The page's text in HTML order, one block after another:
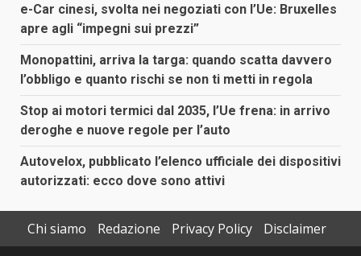
e-Car cinesi, svolta nei negoziati con l’Ue: Bruxelles
apre agli “impegni sui prezzi”
Monopattini, arriva la targa: quando scatta davvero
l’obbligo e quanto rischi se non ti metti in regola
Stop ai motori termici dal 2035, l’Ue frena: in arrivo
deroghe e nuove regole per l’auto
Autovelox, pubblicato l’elenco ufficiale dei dispositivi
autorizzati: ecco dove sono attivi
Chi siamo Redazione Privacy Policy
Disclaimer